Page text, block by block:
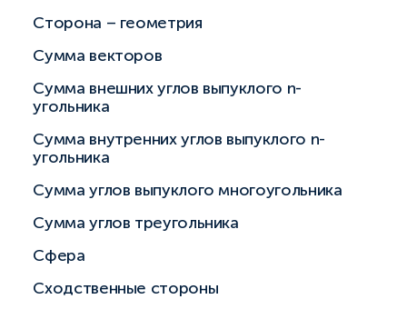
Сторона – геометрия
Сумма векторов
Сумма внешних углов выпуклого n-
угольника
Сумма внутренних углов выпуклого n-
угольника
Сумма углов выпуклого многоугольника
Сумма углов треугольника
Сфера
Сходственные стороны